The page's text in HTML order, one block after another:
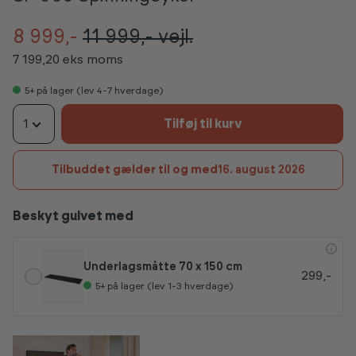
8 999,- 11 999,-vejl.
7 199,20 eks moms
5+ på lager (lev 4-7 hverdage)
1 Tilføj til kurv
Tilbuddet gælder til og med 16. august 2026
Beskyt gulvet med
Underlagsmåtte 70 x 150 cm
5+ på lager (lev 1-3 hverdage)
299,-